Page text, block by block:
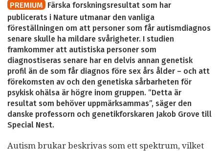
PREMIUM Färska forskningsresultat som har
publicerats i Nature utmanar den vanliga
föreställningen om att personer som får autismdiagnos
senare skulle ha mildare svårigheter. I studien
framkommer att autistiska personer som
diagnostiseras senare har en delvis annan genetisk
profil än de som får diagnos före sex års ålder – och att
förekomsten av och den genetiska sårbarheten för
psykisk ohälsa är högre inom gruppen. ”Detta är
resultat som behöver uppmärksammas”, säger den
danske professorn och genetikforskaren Jakob Grove till
Special Nest.
Autism brukar beskrivas som ett spektrum, vilket